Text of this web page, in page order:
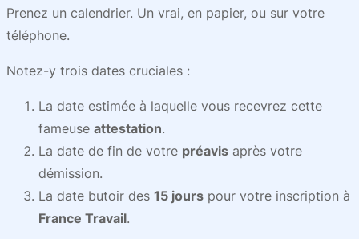
Prenez un calendrier. Un vrai, en papier, ou sur votre
téléphone.
Notez-y trois dates cruciales :
La date estimée à laquelle vous recevrez cette
fameuse attestation.
La date de fin de votre préavis après votre
démission.
La date butoir des 15 jours pour votre inscription à
France Travail.